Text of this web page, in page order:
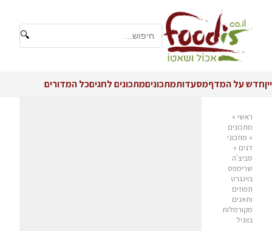
🔍
ייןחדש על המדףמסעדותמתכוניםמתכונים לחגיםכל המדורים
ראשי »
מתכונים
» מתכוני
דגים »
סביצ'ה
שרימפס
בוינגרט
תפוזים
ותאנים
מקורמלות
בווניל